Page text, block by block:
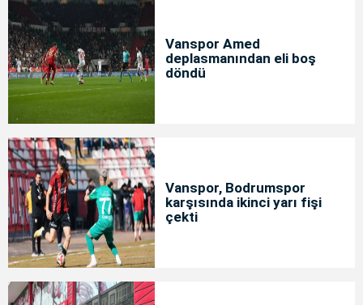
Vanspor Amed
deplasmanından eli boş
döndü
Vanspor, Bodrumspor
karşısında ikinci yarı fişi
çekti